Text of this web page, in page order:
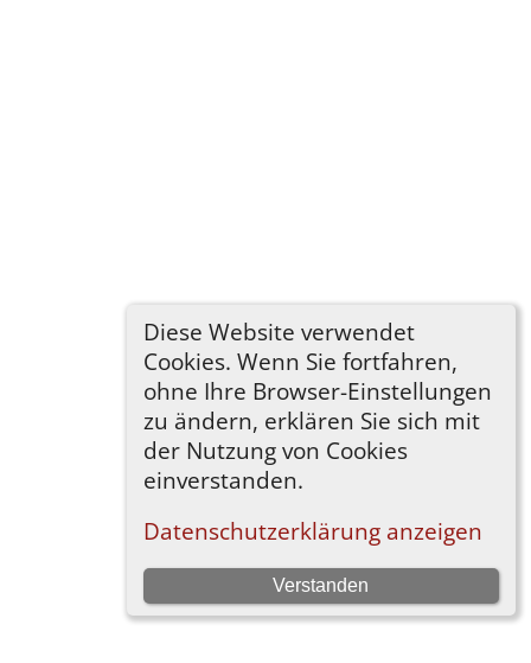
Diese Website verwendet
Cookies. Wenn Sie fortfahren,
ohne Ihre Browser-Einstellungen
zu ändern, erklären Sie sich mit
der Nutzung von Cookies
einverstanden.
Datenschutzerklärung anzeigen
Verstanden